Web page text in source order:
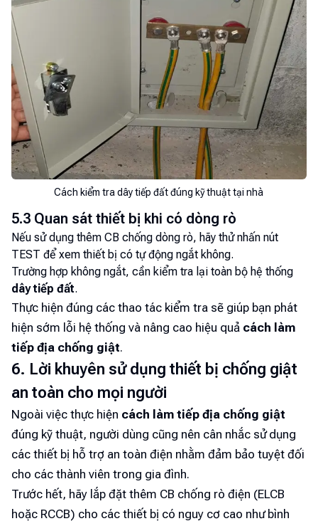
Cách kiểm tra dây tiếp đất đúng kỹ thuật tại nhà
5.3 Quan sát thiết bị khi có dòng rò
Nếu sử dụng thêm CB chống dòng rò, hãy thử nhấn nút
TEST để xem thiết bị có tự động ngắt không.
Trường hợp không ngắt, cần kiểm tra lại toàn bộ hệ thống
dây tiếp đất.
Thực hiện đúng các thao tác kiểm tra sẽ giúp bạn phát
hiện sớm lỗi hệ thống và nâng cao hiệu quả cách làm
tiếp địa chống giật.
6. Lời khuyên sử dụng thiết bị chống giật
an toàn cho mọi người
Ngoài việc thực hiện cách làm tiếp địa chống giật
đúng kỹ thuật, người dùng cũng nên cân nhắc sử dụng
các thiết bị hỗ trợ an toàn điện nhằm đảm bảo tuyệt đối
cho các thành viên trong gia đình.
Trước hết, hãy lắp đặt thêm CB chống rò điện (ELCB
hoặc RCCB) cho các thiết bị có nguy cơ cao như bình